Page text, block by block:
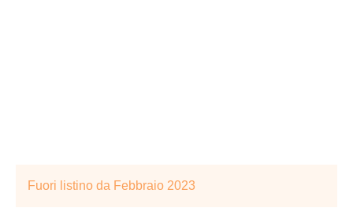
Fuori listino da Febbraio 2023